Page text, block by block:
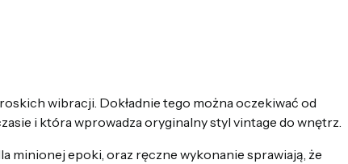
wibracji. Dokładnie tego można oczekiwać od
i która wprowadza oryginalny styl vintage do wnętrz.
minionej epoki, oraz ręczne wykonanie sprawiają, że